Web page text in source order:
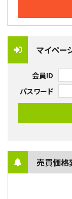
マイペー
会員ID
パスワード
売買価格